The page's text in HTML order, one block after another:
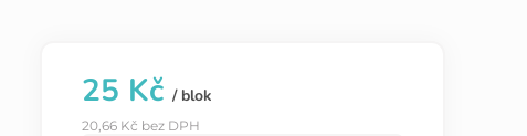
25 Kč / blok
20,66 Kč bez DPH